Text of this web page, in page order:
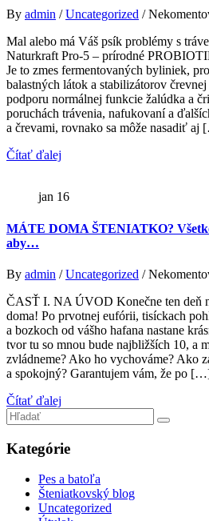
By admin /Uncategorized /
Mal alebo má Váš psík problémy s
Naturkraft Pro-5 – prírodné
Je to zmes fermentovaných byliniek,
balastných látok a stabilizátorov
podporu normálnej funkcie žalúdka a
poruchách trávenia, nafukovaní a
a črevami, rovnako sa môže nasadiť aj
Čítať ďalej
jan 16
MÁTE DOMA ŠTENIATKO?
aby…
By admin /Uncategorized /
ČASŤ I. NA ÚVOD Konečne ten deň
doma! Po prvotnej eufórii, tisíckach
a bozkoch od vášho hafana nastane
tvor tu so mnou bude najbližších 10, a
zvládneme? Ako ho vychováme? Ako
a spokojný? Garantujem vám, že po
Čítať ďalej
Search
for:
Kategórie
Pes a batoľa
Šteniatkovský blog
Uncategorized